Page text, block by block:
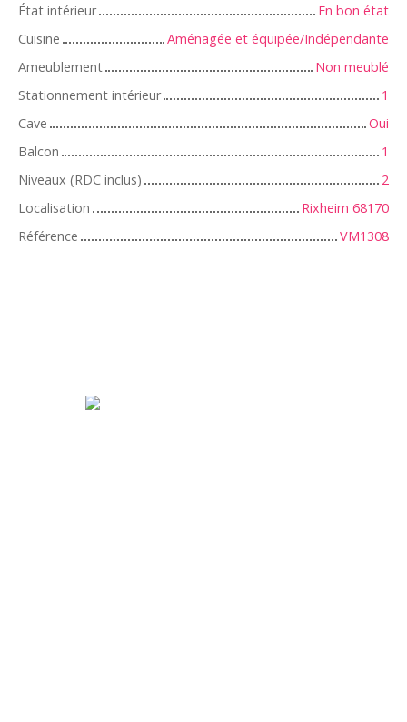
État intérieur
En bon état
Cuisine
Aménagée et équipée/Indépendante
Ameublement
Non meublé
Stationnement intérieur
1
Cave
Oui
Balcon
1
Niveaux (RDC inclus)
2
Localisation
Rixheim 68170
Référence
VM1308